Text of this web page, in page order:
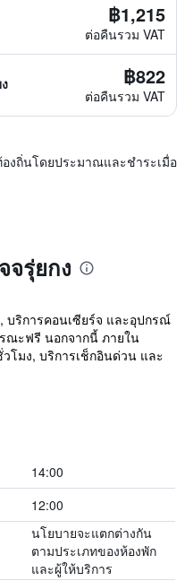
฿1,215
ต่อคืนรวม VAT
฿822
ต่อคืนรวม VAT
งถิ่นโดยประมาณและชำระเมื่อ
จรุ่ยกง
บริการคอนเซียร์จ และอุปกรณ์
ณะฟรี นอกจากนี้ ภายใน
โมง, บริการเช็กอินด่วน และ
14:00
12:00
นโยบายจะแตกต่างกัน
ตามประเภทของห้องพัก
และผู้ให้บริการ